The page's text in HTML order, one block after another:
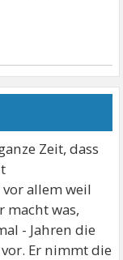
Zeit, dass
allem weil
macht was,
- Jahren die
Er nimmt die